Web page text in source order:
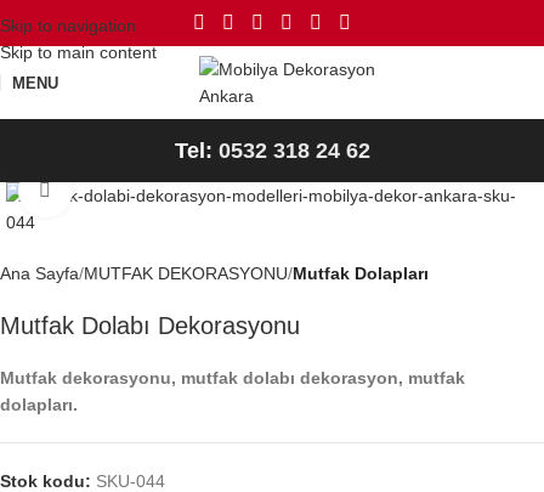
Skip to navigation
Skip to main content
MENU
Tel: 0532 318 24 62
Büyütmek için tıklayın
Ana Sayfa MUTFAK DEKORASYONU Mutfak Dolapları
Mutfak Dolabı Dekorasyonu
Mutfak dekorasyonu, mutfak dolabı dekorasyon, mutfak
dolapları.
Stok kodu: SKU-044